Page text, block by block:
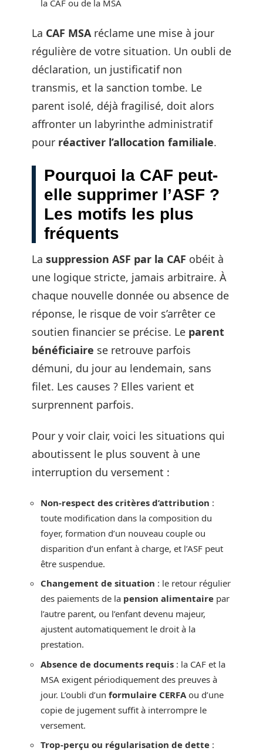
la CAF ou de la MSA
La CAF MSA réclame une mise à jour
régulière de votre situation. Un oubli de
déclaration, un justificatif non
transmis, et la sanction tombe. Le
parent isolé, déjà fragilisé, doit alors
affronter un labyrinthe administratif
pour réactiver l’allocation familiale.
Pourquoi la CAF peut-
elle supprimer l’ASF ?
Les motifs les plus
fréquents
La suppression ASF par la CAF obéit à
une logique stricte, jamais arbitraire. À
chaque nouvelle donnée ou absence de
réponse, le risque de voir s’arrêter ce
soutien financier se précise. Le parent
bénéficiaire se retrouve parfois
démuni, du jour au lendemain, sans
filet. Les causes ? Elles varient et
surprennent parfois.
Pour y voir clair, voici les situations qui
aboutissent le plus souvent à une
interruption du versement :
Non-respect des critères d’attribution :
toute modification dans la composition du
foyer, formation d’un nouveau couple ou
disparition d’un enfant à charge, et l’ASF peut
être suspendue.
Changement de situation : le retour régulier
des paiements de la pension alimentaire par
l’autre parent, ou l’enfant devenu majeur,
ajustent automatiquement le droit à la
prestation.
Absence de documents requis : la CAF et la
MSA exigent périodiquement des preuves à
jour. L’oubli d’un formulaire CERFA ou d’une
copie de jugement suffit à interrompre le
versement.
Trop-perçu ou régularisation de dette :